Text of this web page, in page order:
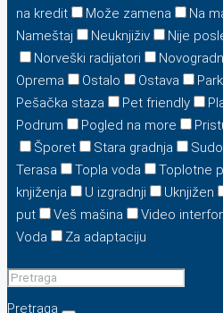
na kredit
Može zamena
Na
Nameštaj
Neuknjiživ Nije
Norveški radijatori
Oprema
Ostalo Ostava
Pešačka staza
Pet friendly
Podrum
Pogled na more
Šporet
Stara gradnja
Terasa
Topla voda Toplotne
knjiženja
U izgradnji Uknjižen
put
Veš mašina Video
Voda
Za adaptaciju
Pretraga